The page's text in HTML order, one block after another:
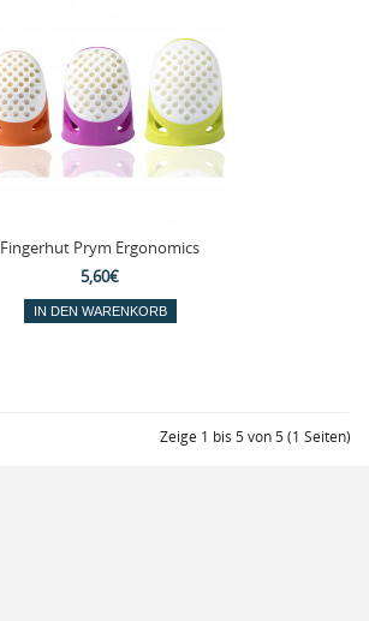
Fingerhut Prym Ergonomics
5,60€
Zeige 1 bis 5 von 5 (1 Seiten)